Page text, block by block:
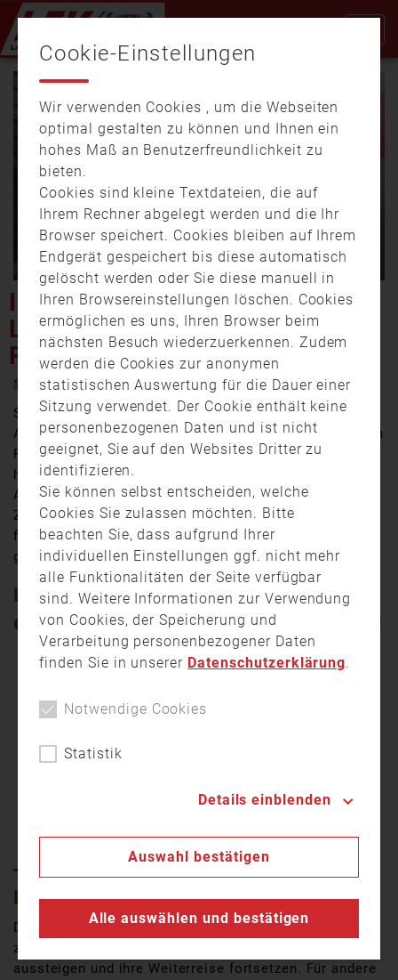
Video
ICE-EVAKUIERUNG IN
LAUFACH – HUNDERTE
REISEGÄSTE GESTRANDET
25. Juni 2025 17:25
Stillstand am Bahnhof in Laufach im Kreis
Aschaffenburg. Dieser ICE aus Köln war am Dienstag in
Richtung Nürnberg unterwegs als es gegen 15.13 Uhr
hieß: „Technischer Defekt! Hier geht es nicht weiter.“
Aufgrund eines Stromausfalls in mehreren
Zugabschnitten war der Schnellzug nicht mehr
fahrbereit. Und das hatte eine Evakuierung des
gesamten Zuges zufolge.
HITZE IM ZUG
„Die Herausforderung bestand darin, dass wir
sommerliche Temperaturen über 30 Grad zu
verzeichnen haben. Und ungefähr 350
Weiterfahrt nicht antreten konnten. Zudem
die Klimaanlage zwar noch funktionierte, im
Defekts ausgefallen.“, so Fabien Kriegel,
Aschaffenburg.
TROTZ DER HERAUSFORDERUNG –
DIE STIMMUNG IST NICHT GEKIPPT
Die Passagiere aus dem Zugbereich, der am Bahnsteig
zum Stehen kam, konnten zum Teil selbstständig
aussteigen und ihre Weiterreise fortsetzen. Für andere
Cookie-Einstellungen
Wir verwenden Cookies , um die Webseiten
optimal gestalten zu können und Ihnen ein
hohes Maß an Benutzerfreundlichkeit zu
bieten.
Cookies sind kleine Textdateien, die auf
Ihrem Rechner abgelegt werden und die Ihr
Browser speichert. Cookies bleiben auf Ihrem
Endgerät gespeichert bis diese automatisch
gelöscht werden oder Sie diese manuell in
Ihren Browsereinstellungen löschen. Cookies
ermöglichen es uns, Ihren Browser beim
nächsten Besuch wiederzuerkennen. Zudem
werden die Cookies zur anonymen
statistischen Auswertung für die Dauer einer
Sitzung verwendet. Der Cookie enthält keine
personenbezogenen Daten und ist nicht
geeignet, Sie auf den Websites Dritter zu
identifizieren.
Sie können selbst entscheiden, welche
Cookies Sie zulassen möchten. Bitte
beachten Sie, dass aufgrund Ihrer
individuellen Einstellungen ggf. nicht mehr
alle Funktionalitäten der Seite verfügbar
sind. Weitere Informationen zur Verwendung
von Cookies, der Speicherung und
Verarbeitung personenbezogener Daten
finden Sie in unserer Datenschutzerklärung.
Notwendige Cookies
Statistik
Details einblenden
Auswahl bestätigen
Alle auswählen und bestätigen